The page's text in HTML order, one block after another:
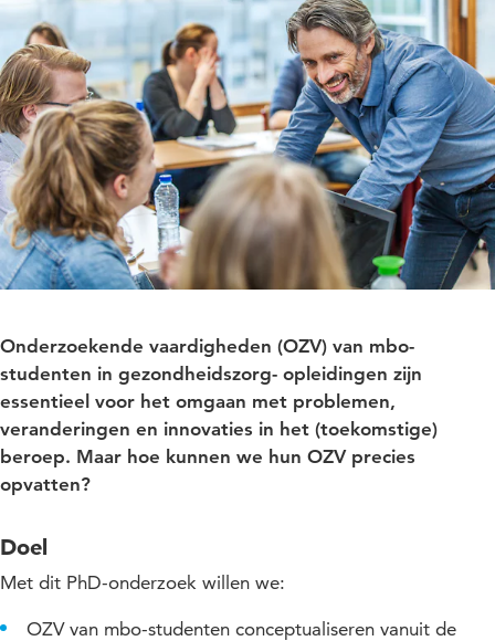
Onderzoekende vaardigheden (OZV) van mbo-
studenten in gezondheidszorg- opleidingen zijn
essentieel voor het omgaan met problemen,
veranderingen en innovaties in het (toekomstige)
beroep. Maar hoe kunnen we hun OZV precies
opvatten?
Doel
Met dit PhD-onderzoek willen we:
OZV van mbo-studenten conceptualiseren vanuit de